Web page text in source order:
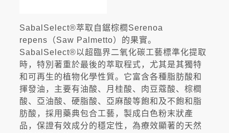
SabalSelect®萃取自鋸棕櫚Serenoa
repens（Saw Palmetto）的果實。
SabalSelect®以超臨界二氧化碳工藝標準化提取
時，特別著重於最後的萃取程式，尤其是其獨特
和可再生的植物化學性質。它富含各種脂肪酸和
揮發油，主要有油酸、月桂酸、肉豆蔻酸、棕櫚
酸、亞油酸、硬脂酸、亞麻酸等飽和及不飽和脂
肪酸，採用藥典包合工藝，製成白色粉末狀產
品，保證有效成分的穩定性，為療效顯著的天然